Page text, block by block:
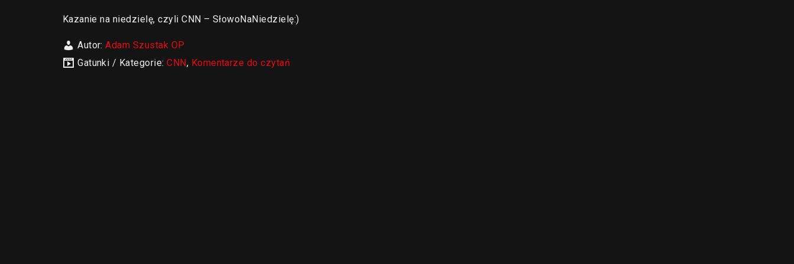
Kazanie na niedzielę, czyli CNN – SłowoNaNiedzielę:)
Autor:Adam Szustak OP
Gatunki / Kategorie:CNN, Komentarze do czytań